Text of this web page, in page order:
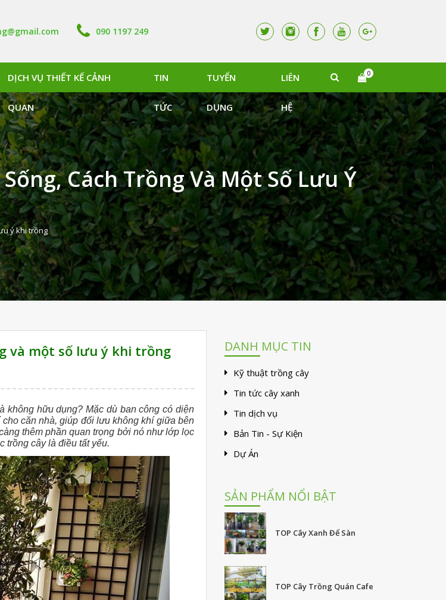
090 1197 249
DỊCH VỤ THIẾT KẾ CẢNH
QUAN
TIN
TỨC
TUYỂN
DỤNG
LIÊN
HỆ
0
Cách Trồng Và Một Số Lưu Ý
ý khi trồng
và một số lưu ý khi trồng
không hữu dụng? Mặc dù ban công có diện
căn nhà, giúp đối lưu không khí giữa bên
thêm phần quan trọng bởi nó như lớp lọc
trồng cây là điều tất yếu.
DANH MỤC TIN
Kỹ thuật trồng cây
Tin tức cây xanh
Tin dịch vụ
Bản Tin - Sự Kiện
Dự Án
SẢN PHẨM NỔI BẬT
TOP Cây Xanh Để Sàn
TOP Cây Trồng Quán Cafe